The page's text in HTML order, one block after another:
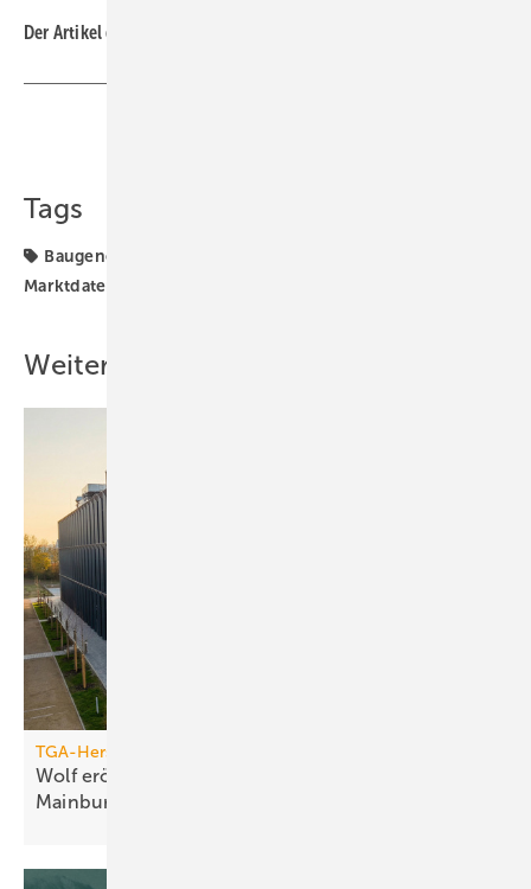
Der Artikel gehört zur
Tags
Baugenehmigung
Marktdaten
Weitere Inhalte
TGA-Hersteller
Wolf eröff­net modernes Bil­dungs­zent­rum in
Main­burg